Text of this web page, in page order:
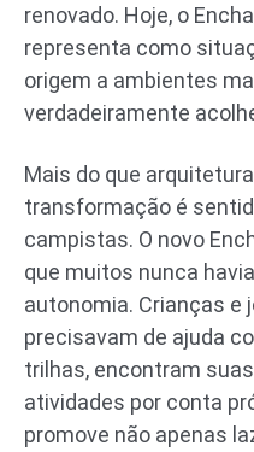
renovado. Hoje, o
representa como
origem a ambientes
verdadeiramente
Mais do que
transformação é
campistas. O novo
que muitos nunca
autonomia. Crianças e
precisavam de ajuda
trilhas, encontram
atividades por conta
promove não apenas